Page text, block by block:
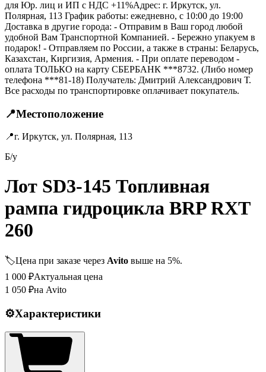
для Юр. лиц и ИП с НДС +11%Адрес: г. Иркутск, ул.
Полярная, 113 График работы: ежедневно, с 10:00 до 19:00
Доставка в другие города: - Отправим в Ваш город любой
удобной Вам Транспортной Компанией. - Бережно упакуем в
подарок! - Отправляем по России, а также в страны: Беларусь,
Казахстан, Киргизия, Армения. - При оплате переводом -
оплата ТОЛЬКО на карту СБЕРБАНК ***8732. (Либо номер
телефона ***81-18) Получатель: Дмитрий Александрович Т.
Все расходы по транспортировке оплачивает покупатель.
📍Местоположение
📍г. Иркутск, ул. Полярная, 113
Б/у
Лот SD3-145 Топливная
рампа гидроцикла BRP RXT
260
🏷️Цена при заказе через Avito выше на 5%.
1 000 ₽Актуальная цена
1 050 ₽на Avito
⚙️Характеристики